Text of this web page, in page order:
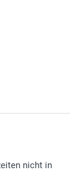
nicht in